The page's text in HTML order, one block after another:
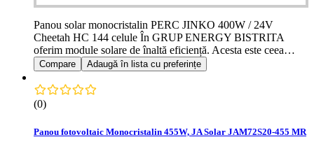
Panou solar monocristalin PERC JINKO 400W / 24V
Cheetah HC 144 celule În GRUP ENERGY BISTRITA
oferim module solare de înaltă eficiență. Acesta este ceea…
Compare Adaugă în lista cu preferințe
(0)
Panou fotovoltaic Monocristalin 455W, JA Solar JAM72S20-455 MR